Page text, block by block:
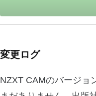
変更ログ
NZXT CAMのバージョ